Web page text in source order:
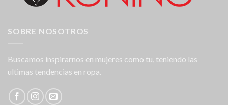
SOBRE NOSOTROS
Buscamos inspirarnos en mujeres como tu, teniendo las
ultimas tendencias en ropa.